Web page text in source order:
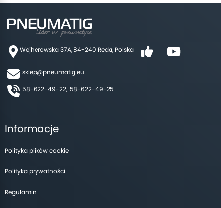
Wejherowska 37A, 84-240 Reda, Polska
sklep@pneumatig.eu
58-622-49-22, 58-622-49-25
Informacje
Polityka plików cookie
Polityka prywatności
Regulamin